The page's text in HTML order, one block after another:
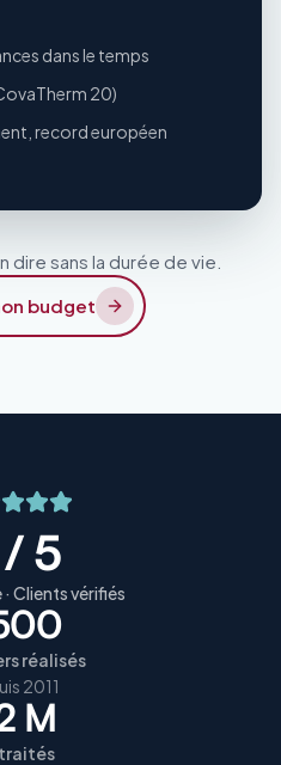
dans le temps
20)
record européen
dire sans la durée de vie.
budget
5
Clients vérifiés
réalisés
2011
M